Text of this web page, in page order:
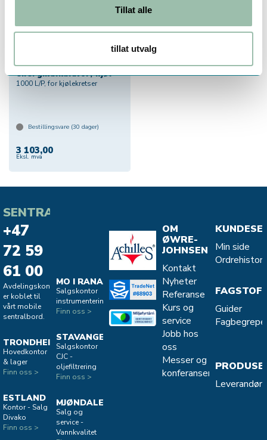
Tillat alle
tillat utvalg
Sensostar C,
energikalkulator, kjøl
1000 L/P, for kjølekretser
Bestillingsvare (30 dager)
3 103,00
Eksl. mva
SENTRALBORD
+47
72 59
61 00
Avdelingskontorene
er koblet til
vårt mobile
sentralbord.
TRONDHEIM
Hovedkontor
& lager
Finn oss >
ESTLAND
Kontor - Salg
Divako
Finn oss >
MO I RANA
Salgskontor
instrumentering
Finn oss >
STAVANGER
Salgskontor
CJC -
oljefiltrering
Finn oss >
MJØNDALEN
Salg og
service -
Vannkvalitet
OM
ØWRE-
JOHNSEN
Kontakt
Nyheter
Referanse
Kurs og
service
Jobb hos
oss
Messer og
konferanser
Min side
Guider